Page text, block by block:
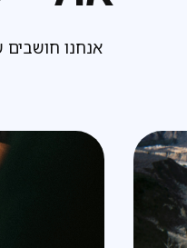
אנחנו חושבים